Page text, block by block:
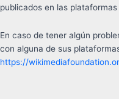
publicados en las plataformas
En caso de tener algún
con alguna de sus
https://